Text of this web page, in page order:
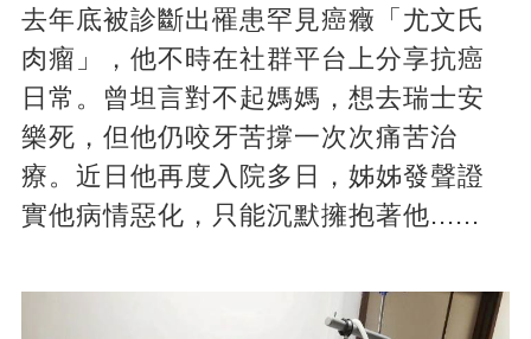
去年底被診斷出罹患罕見癌癥「尤文氏
肉瘤」，他不時在社群平台上分享抗癌
日常。曾坦言對不起媽媽，想去瑞士安
樂死，但他仍咬牙苦撐一次次痛苦治
療。近日他再度入院多日，姊姊發聲證
實他病情惡化，只能沉默擁抱著他......